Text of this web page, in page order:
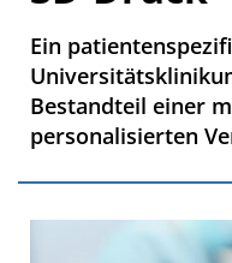
Ein
Bestandteil einer
personalisierten